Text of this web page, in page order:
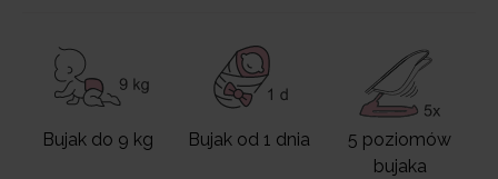
Bujak do 9 kg Bujak od 1 dnia
5 poziomów
bujaka